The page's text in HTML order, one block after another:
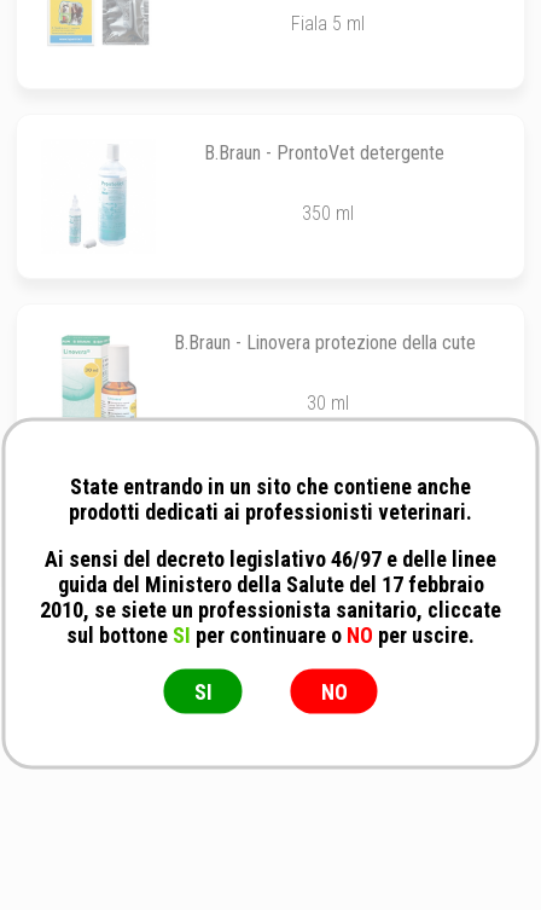
Fiala 5 ml
B.Braun - ProntoVet detergente
350 ml
B.Braun - Linovera protezione della cute
30 ml
State entrando in un sito che contiene anche
prodotti dedicati ai professionisti veterinari.
Ai sensi del decreto legislativo 46/97 e delle linee
guida del Ministero della Salute del 17 febbraio
2010, se siete un professionista sanitario, cliccate
sul bottone SI per continuare o NO per uscire.
SI NO